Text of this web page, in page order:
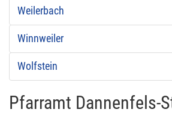
Weilerbach
Winnweiler
Wolfstein
Pfarramt Dannenfels-